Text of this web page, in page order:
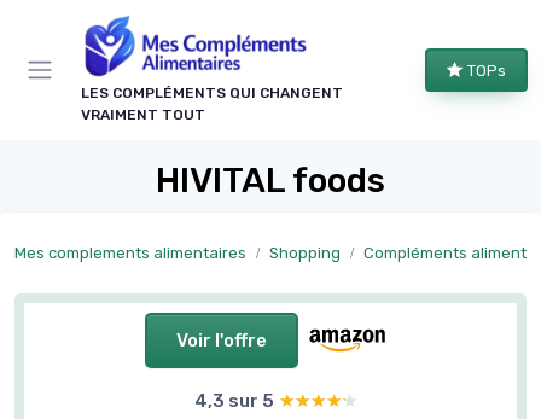
LES COMPLÉMENTS QUI CHANGENT
VRAIMENT TOUT
TOPs
HIVITAL foods
Mes complements alimentaires Shopping Compléments alimentaires articulations et
Voir l'offre
4,3 sur 5 ★★★★★
★★★★★
Panneau de gestion des cookies